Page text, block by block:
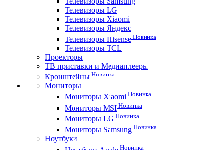
Телевизоры LG
Телевизоры Xiaomi
Телевизоры Яндекс
Телевизоры Hisense Новинка
Телевизоры TCL
Проекторы
ТВ приставки и Медиаплееры
Кронштейны Новинка
Мониторы
Мониторы Xiaomi Новинка
Мониторы MSI Новинка
Мониторы LG Новинка
Мониторы Samsung Новинка
Ноутбуки
Новинка